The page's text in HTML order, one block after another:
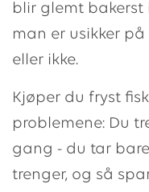
blir glemt bakerst
man er usikker
eller ikke.
Kjøper du fryst
problemene: Du
gang - du tar
trenger, og så